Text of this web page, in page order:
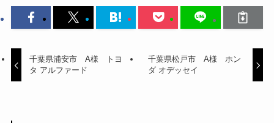
千葉県浦安市 A様 トヨ
タ アルファード
千葉県松戸市 A様 ホン
ダ オデッセイ